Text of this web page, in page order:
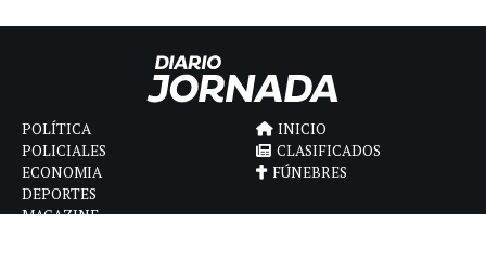
POLÍTICA
POLICIALES
ECONOMIA
DEPORTES
MAGAZINE
INICIO
CLASIFICADOS
FÚNEBRES